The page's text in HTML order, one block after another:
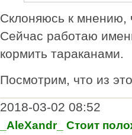
Склоняюсь к мнению,
Сейчас работаю
кормить тараканами.
Посмотрим, что из
2018-03-02 08:52
_AleXandr_ Стоит